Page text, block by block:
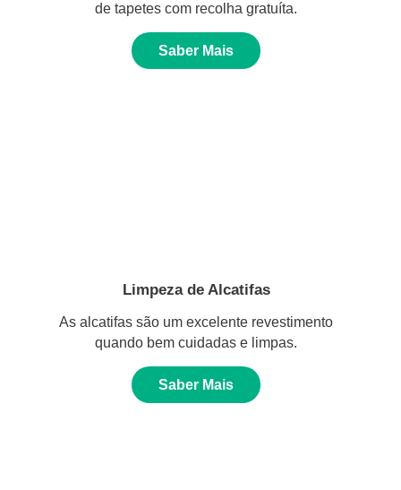
de tapetes com recolha gratuíta.
Saber Mais
Limpeza de Alcatifas
As alcatifas são um excelente revestimento
quando bem cuidadas e limpas.
Saber Mais